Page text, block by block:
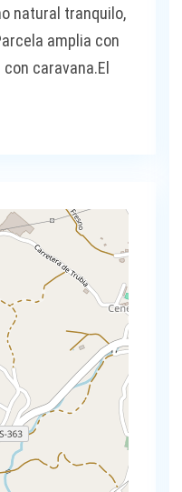
natural tranquilo,
amplia con
caravana.El